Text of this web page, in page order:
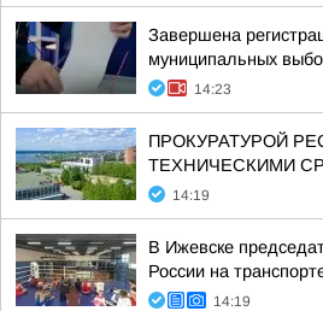
Завершена
муниципальных
14:23
ПРОКУРАТУРОЙ
ТЕХНИЧЕСКИМИ
14:19
В Ижевске
России на
14:19